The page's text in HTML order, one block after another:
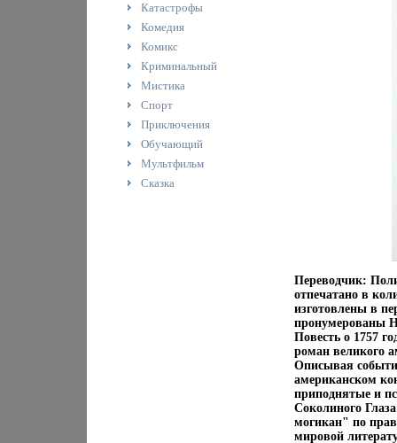
Катастрофы
Комедия
Комикс
Криминальный
Мистика
Спорт
Приключения
Обучающий
Мультфильм
Сказка
Переводчик:
отпечатано в
изготовлены в
пронумерованы
Повесть о 1757
роман великого
Описывая
американском
приподнятые и
Соколиного
могикан" по
мировой